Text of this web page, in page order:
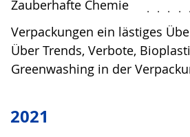
Zauberhafte Chemie
Verpackungen ein lästiges
Über Trends, Verbote,
Greenwashing in der
2021